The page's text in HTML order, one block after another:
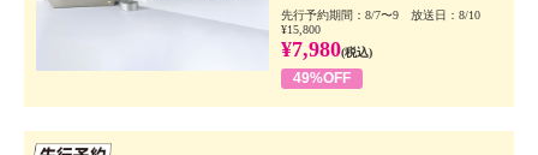
先行予約期間：8/7〜9 放送日：8/10
¥15,800
¥7,980(税込)
49%OFF